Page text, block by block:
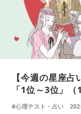
【今週の星座
「1位～3位」（
#心理テスト・占い